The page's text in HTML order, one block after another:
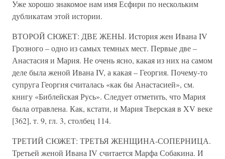
Уже хорошо знакомое нам имя Есфири по нескольким
дубликатам этой истории.
ВТОРОЙ СЮЖЕТ: ДВЕ ЖЕНЫ. История жен Ивана IV
Грозного – одно из самых темных мест. Первые две –
Анастасия и Мария. Не очень ясно, какая из них на самом
деле была женой Ивана IV, а какая – Георгия. Почему-то
супруга Георгия считалась «как бы Анастасией», см.
книгу «Библейская Русь». Следует отметить, что Мария
была отравлена. Как, кстати, и Мария Тверская в XV веке
[362], т. 9, гл. 3, столбец 114.
ТРЕТИЙ СЮЖЕТ: ТРЕТЬЯ ЖЕНЩИНА-СОПЕРНИЦА.
Третьей женой Ивана IV считается Марфа Собакина. И